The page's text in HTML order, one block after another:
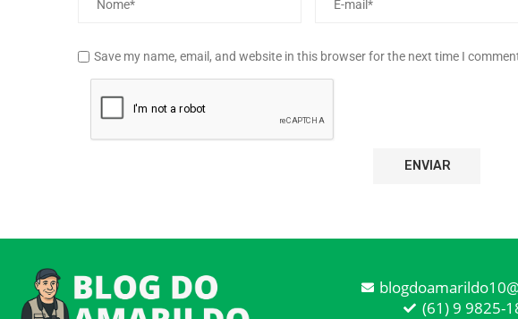
Save my name, email, and website in this browser for the next time I
(61) 9 9825-